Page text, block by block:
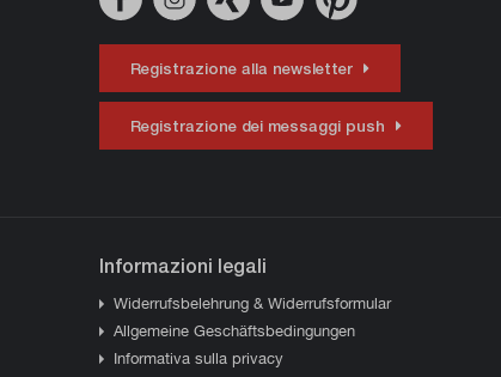
Registrazione alla newsletter
Registrazione dei messaggi push
Informazioni legali
Widerrufsbelehrung & Widerrufsformular
Allgemeine Geschäftsbedingungen
Informativa sulla privacy